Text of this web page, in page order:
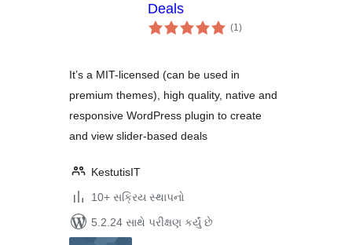
Deals
(1કુલ
રેટિંગ્સ
)
It’s a MIT-licensed (can be used in
premium themes), high quality, native and
responsive WordPress plugin to create
and view slider-based deals
KestutisIT
10+ સક્રિય સ્થાપનો
5.2.24 સાથે પરીક્ષણ કર્યું છે